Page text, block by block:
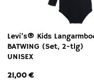
Levi’s® Kids
BATWING (Set, 2-tlg)
UNISEX
21,00€